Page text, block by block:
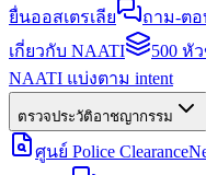
ยื่นออสเตรเลีย
ถาม-ตอ
เกี่ยวกับ NAATI
500 หั
NAATI แบ่งตาม intent
ตรวจประวัติอาชญากรรม
ศูนย์ Police Clearance